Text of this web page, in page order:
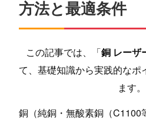
方法と最適条件
この記事では、「銅 レーザ
て、基礎知識から実践的なポ
ます。
銅（純銅・無酸素銅（C1100